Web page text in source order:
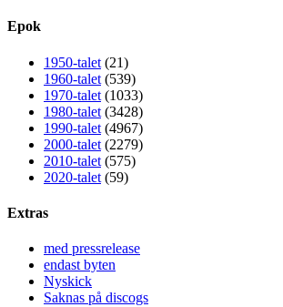
Epok
1950-talet (21)
1960-talet (539)
1970-talet (1033)
1980-talet (3428)
1990-talet (4967)
2000-talet (2279)
2010-talet (575)
2020-talet (59)
Extras
med pressrelease
endast byten
Nyskick
Saknas på discogs